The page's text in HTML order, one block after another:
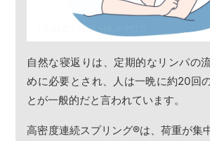
自然な寝返りは、定期的なリンパの
めに必要とされ、人は一晩に約20回
とが一般的だと言われています。
高密度連続スプリング®は、荷重が集